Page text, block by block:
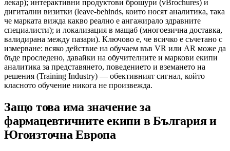
лекар); интерактивни продуктови брошури (vBrochures) и
дигитални визитки (leave-behinds, които носят аналитика, така
че марката вижда какво реално е ангажирало здравните
специалисти); и локализация в мащаб (многоезична доставка,
валидирана между пазари). Ключово е, че всичко е съчетано с
измерване: всяко действие на обучаем във VR или AR може да
бъде проследено, давайки на обучителните и маркови екипи
аналитика за представянето, поведението и вземането на
решения (Training Industry) — обективният сигнал, който
класното обучение никога не произвежда.
Защо това има значение за
фармацевтичните екипи в България и
Югоизточна Европа